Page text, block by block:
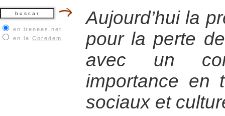
en irenees.net
en la Coredem
Aujourd’hui la
pour la perte
avec un
importance en
sociaux et